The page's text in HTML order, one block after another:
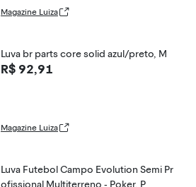
Magazine Luiza
Luva br parts core solid azul/preto, M
R$ 92,91
Magazine Luiza
Luva Futebol Campo Evolution Semi Pr
ofissional Multiterreno - Poker, P